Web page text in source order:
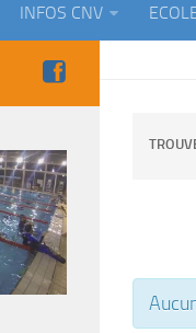
INFOS CNV